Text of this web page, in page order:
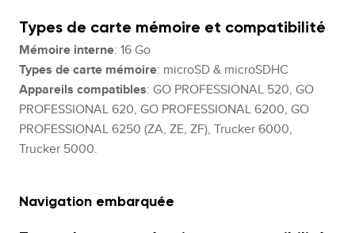
Types de carte mémoire et compatibilité
Mémoire interne: 16 Go
Types de carte mémoire: microSD & microSDHC
Appareils compatibles: GO PROFESSIONAL 520, GO
PROFESSIONAL 620, GO PROFESSIONAL 6200, GO
PROFESSIONAL 6250 (ZA, ZE, ZF), Trucker 6000,
Trucker 5000.
Navigation embarquée